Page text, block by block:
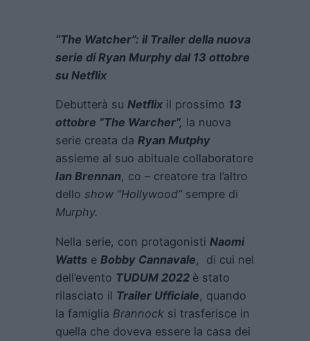
“The Watcher”: il Trailer della nuova
serie di Ryan Murphy dal 13 ottobre
su Netflix
Debutterà su Netflix il prossimo 13
ottobre “The Warcher”, la nuova
serie creata da Ryan Mutphy
assieme al suo abituale collaboratore
Ian Brennan, co – creatore tra l’altro
dello show “Hollywood”sempre di
Murphy.
Nella serie, con protagonisti Naomi
Watts e Bobby Cannavale, di cui nel
dell’evento TUDUM 2022 è stato
rilasciato il Trailer Ufficiale, quando
la famiglia Brannock si trasferisce in
quella che doveva essere la casa dei